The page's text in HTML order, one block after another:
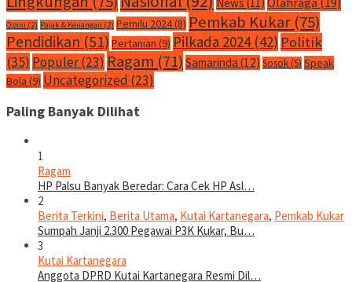
News (11)
Opini (2) Pajak & Keuangan (2) Pemilu 2024(8) Pemkab Kukar (75)
Pendidikan (51) Pertanian (9) Pilkada 2024(42) Politik
(35) Populer(23) Ragam (71) Samarinda (12) Sosok(5) Speak
Bola (9) Uncategorized (23)
Paling Banyak Dilihat
1
Ragam
HP Palsu Banyak Beredar: Cara Cek HP Asl…
2
Berita Terkini, Berita Utama, Kutai Kartanegara, Pemkab Kukar
Sumpah Janji 2.300 Pegawai P3K Kukar, Bu…
3
Kutai Kartanegara
Anggota DPRD Kutai Kartanegara Resmi Dil…